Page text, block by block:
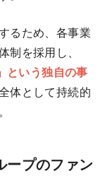
るため、各事業
制を採用し、
という独自の事
体として持続的
ープのファン